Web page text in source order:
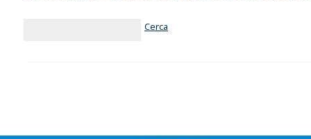
Cerca